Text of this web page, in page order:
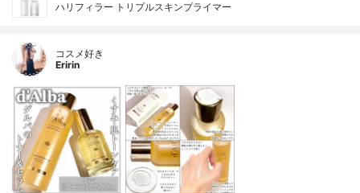
ハリフィラー トリプルスキンプライマー
コスメ好き
Eririn